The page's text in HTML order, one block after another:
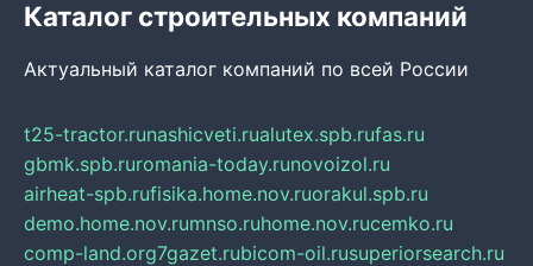
Каталог строительных компаний
Актуальный каталог компаний по всей России
t25-tractor.runashicveti.rualutex.spb.rufas.ru
gbmk.spb.ruromania-today.runovoizol.ru
airheat-spb.rufisika.home.nov.ruorakul.spb.ru
demo.home.nov.rumnso.ruhome.nov.rucemko.ru
comp-land.org7gazet.rubicom-oil.rusuperiorsearch.ru